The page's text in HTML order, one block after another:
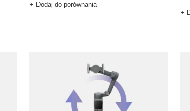
+ Dodaj do porównania
+